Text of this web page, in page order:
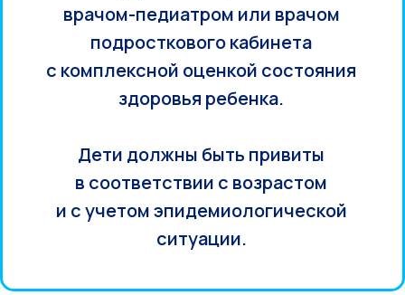
врачом-педиатром или врачом
подросткового кабинета
с комплексной оценкой состояния
здоровья ребенка.
Дети должны быть привиты
в соответствии с возрастом
и с учетом эпидемиологической
ситуации.